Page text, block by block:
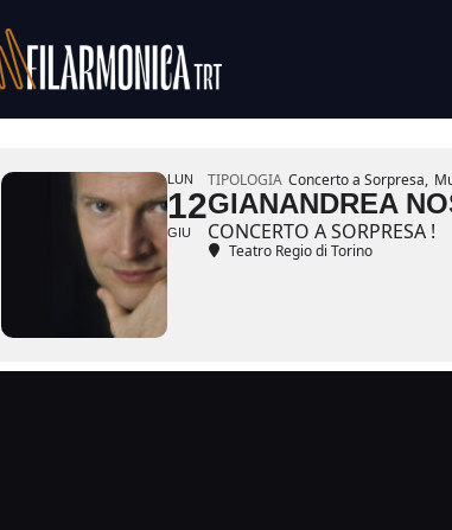
LUN
12
GIU
TIPOLOGIA Concerto a Sorpresa,
GIANANDREA
CONCERTO A SORPRESA !
Teatro Regio di Torino